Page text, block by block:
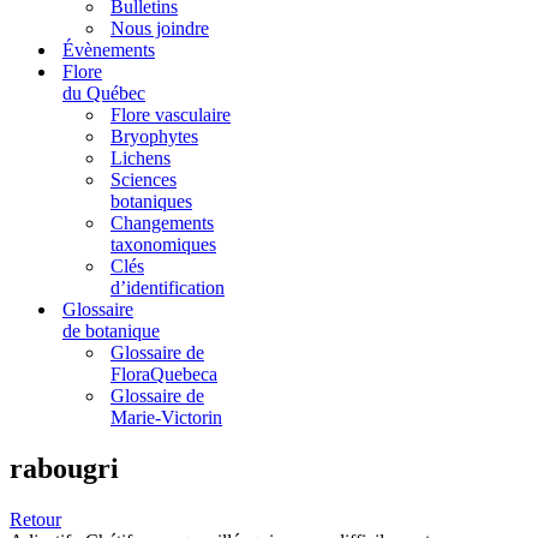
Bulletins
Nous joindre
Évènements
Flore
du Québec
Flore vasculaire
Bryophytes
Lichens
Sciences
botaniques
Changements
taxonomiques
Clés
d’identification
Glossaire
de botanique
Glossaire de
FloraQuebeca
Glossaire de
Marie-Victorin
rabougri
Retour